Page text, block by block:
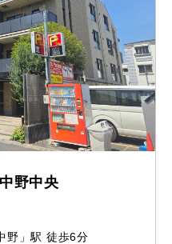
野中央
野」駅 徒歩6分